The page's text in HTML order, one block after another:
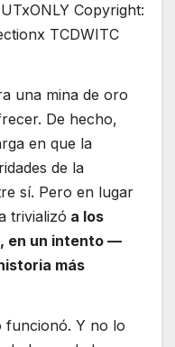
Copyright:
TCDWITC
una mina de oro
De hecho,
en que la
de la
sí. Pero en lugar
trivializó a los
en un intento —
más
funcionó. Y no lo